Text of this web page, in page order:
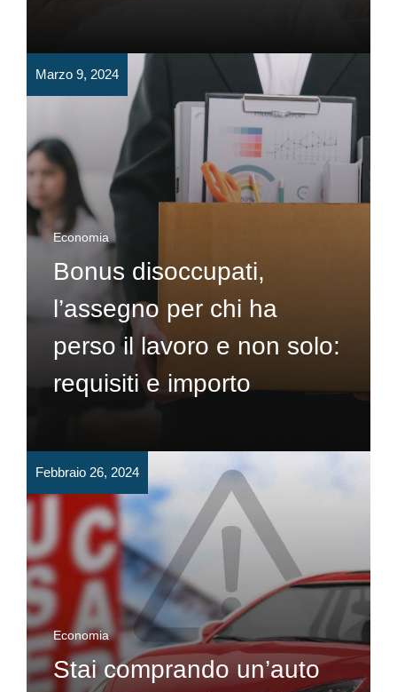
Marzo 9, 2024
Economia
Bonus disoccupati,
l’assegno per chi ha
perso il lavoro e non solo:
requisiti e importo
Febbraio 26, 2024
Economia
Stai comprando un’auto